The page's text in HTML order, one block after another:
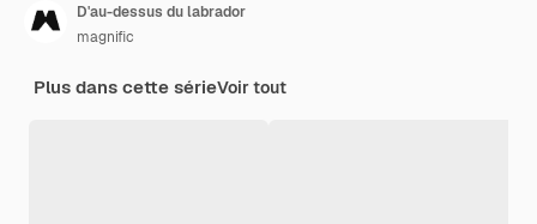
D'au-dessus du labrador
magnific
Plus dans cette sérieVoir tout